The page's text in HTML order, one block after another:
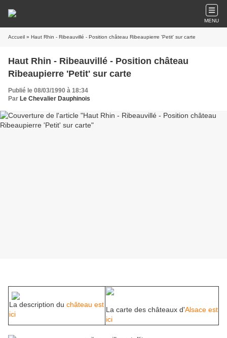
MENU
Accueil » Haut Rhin - Ribeauvillé - Position château Ribeaupierre 'Petit' sur carte
Haut Rhin - Ribeauvillé - Position château
Ribeaupierre 'Petit' sur carte
Publié le 08/03/1990 à 18:34
Par Le Chevalier Dauphinois
La description du château est
ici
La carte des châteaux d'Alsace est
ici